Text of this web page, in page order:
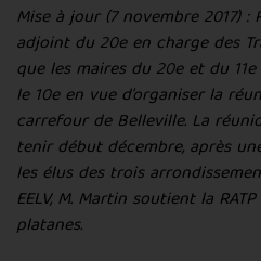
Mise à jour (7 novembre 2017)
adjoint du 20e en charge des
que les maires du 20e et du
le 10e en vue d’organiser la
carrefour de Belleville. La
tenir début décembre, après
les élus des trois
EELV, M. Martin soutient la
platanes.